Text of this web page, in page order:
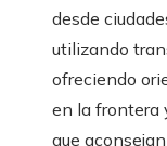
desde
utilizando
ofreciendo
en la frontera
que